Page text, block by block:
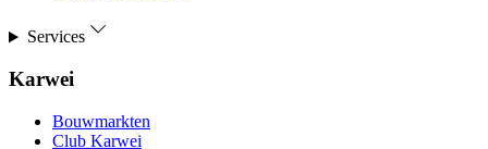
Services
Karwei
Bouwmarkten
Club Karwei